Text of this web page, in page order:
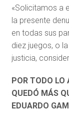
«Solicitamos a
la presente
en todas sus
diez juegos, o
justicia,
POR TODO LO
QUEDÓ MÁS
EDUARDO